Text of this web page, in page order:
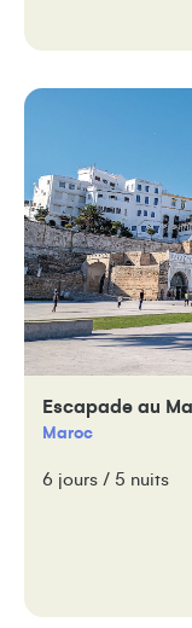
Escapade au
Maroc
6 jours / 5 nuits